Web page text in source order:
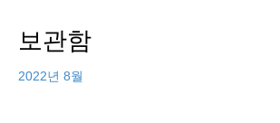
보관함
2022년 8월